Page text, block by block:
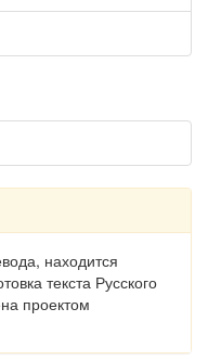
находится
текста Русского
проектом